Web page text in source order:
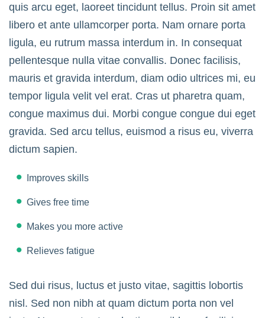
quis arcu eget, laoreet tincidunt tellus. Proin sit amet
libero et ante ullamcorper porta. Nam ornare porta
ligula, eu rutrum massa interdum in. In consequat
pellentesque nulla vitae convallis. Donec facilisis,
mauris et gravida interdum, diam odio ultrices mi, eu
tempor ligula velit vel erat. Cras ut pharetra quam,
congue maximus dui. Morbi congue congue dui eget
gravida. Sed arcu tellus, euismod a risus eu, viverra
dictum sapien.
Improves skills
Gives free time
Makes you more active
Relieves fatigue
Sed dui risus, luctus et justo vitae, sagittis lobortis
nisl. Sed non nibh at quam dictum porta non vel